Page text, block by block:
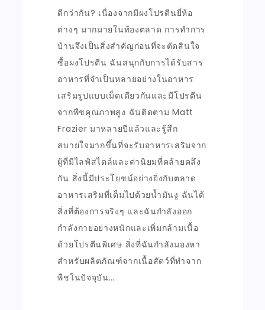
ดีกว่ากัน? เนื่องจากมีผงโปรตีนยี่ห้อ
ต่างๆ มากมายในท้องตลาด การทำการ
บ้านจึงเป็นสิ่งสำคัญก่อนที่จะตัดสินใจ
ซื้อผงโปรตีน ฉันสนุกกับการได้รับสาร
อาหารที่จำเป็นหลายอย่างในอาหาร
เสริมรูปแบบเม็ดเดียวกันและมีโปรตีน
จากพืชคุณภาพสูง ฉันติดตาม Matt
Frazier มาหลายปีแล้วและรู้สึก
สบายใจมากขึ้นที่จะรับอาหารเสริมจาก
ผู้ที่มีไลฟ์สไตล์และค่านิยมที่คล้ายคลึง
กัน สิ่งนี้มีประโยชน์อย่างยิ่งกับตลาด
อาหารเสริมที่เต็มไปด้วยน้ำมันงู ฉันได้
สิ่งที่ต้องการจริงๆ และฉันกำลังออก
กำลังกายอย่างหนักและเพิ่มกล้ามเนื้อ
ด้วยโปรตีนพิเศษ สิ่งที่ฉันกำลังมองหา
สำหรับผลิตภัณฑ์จากเนื้อสัตว์ที่ทำจาก
พืชในปัจจุบัน…